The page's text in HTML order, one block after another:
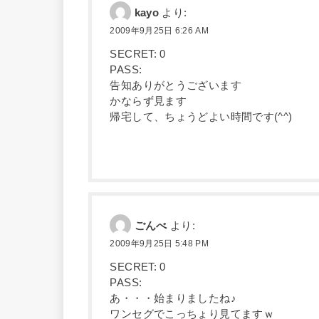
kayo より:
2009年9月25日 6:26 AM
SECRET: 0
PASS:
告知ありがとうございます
かならず見ます
帰宅して、ちょうどよい時間です(^^)
ごんべ より:
2009年9月25日 5:48 PM
SECRET: 0
PASS:
あ・・・始まりましたね♪
ワンセグでこっちょり見てますｗ